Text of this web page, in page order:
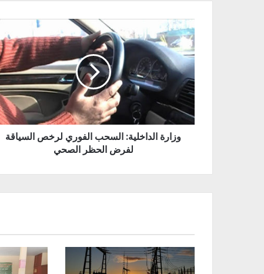
وزارة الداخلية: السحب الفوري لرخص السياقة
لفرض الحظر الصحي